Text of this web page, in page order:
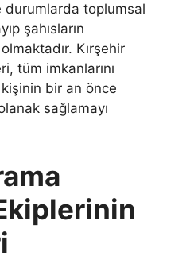
durumlarda toplumsal
şahısların
Kırşehir
tüm imkanlarını
bir an önce
sağlamayı